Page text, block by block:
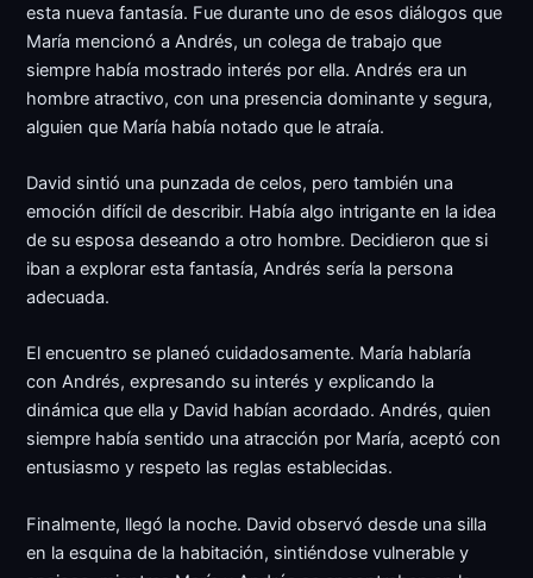
esta nueva fantasía. Fue durante uno de esos diálogos que
María mencionó a Andrés, un colega de trabajo que
siempre había mostrado interés por ella. Andrés era un
hombre atractivo, con una presencia dominante y segura,
alguien que María había notado que le atraía.
David sintió una punzada de celos, pero también una
emoción difícil de describir. Había algo intrigante en la idea
de su esposa deseando a otro hombre. Decidieron que si
iban a explorar esta fantasía, Andrés sería la persona
adecuada.
El encuentro se planeó cuidadosamente. María hablaría
con Andrés, expresando su interés y explicando la
dinámica que ella y David habían acordado. Andrés, quien
siempre había sentido una atracción por María, aceptó con
entusiasmo y respeto las reglas establecidas.
Finalmente, llegó la noche. David observó desde una silla
en la esquina de la habitación, sintiéndose vulnerable y